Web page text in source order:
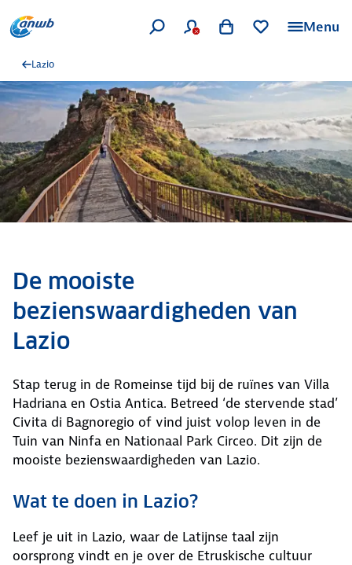
Menu
Lazio
De mooiste
bezienswaardigheden van
Lazio
Stap terug in de Romeinse tijd bij de ruïnes van Villa
Hadriana en Ostia Antica. Betreed ‘de stervende stad’
Civita di Bagnoregio of vind juist volop leven in de
Tuin van Ninfa en Nationaal Park Circeo. Dit zijn de
mooiste bezienswaardigheden van Lazio.
Wat te doen in Lazio?
Leef je uit in Lazio, waar de Latijnse taal zijn
oorsprong vindt en je over de Etruskische cultuur